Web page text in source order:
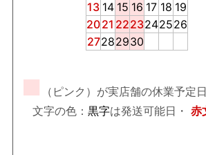
13 14 15 16 17 18 19
2021 2223242526
27282930
■
（ピンク）が実店舗の休業予定日
文字の色： 黒字は発送可能日・ 赤